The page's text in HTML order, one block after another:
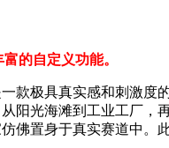
的自定义功能。
款极具真实感和刺激度
阳光海滩到工业工厂，
佛置身于真实赛道中。